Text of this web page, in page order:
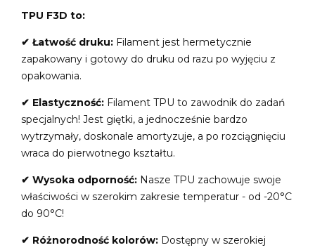
TPU F3D to:
✔ Łatwość druku: Filament jest hermetycznie
zapakowany i gotowy do druku od razu po wyjęciu z
opakowania.
✔ Elastyczność: Filament TPU to zawodnik do zadań
specjalnych! Jest giętki, a jednocześnie bardzo
wytrzymały, doskonale amortyzuje, a po rozciągnięciu
wraca do pierwotnego kształtu.
✔ Wysoka odporność: Nasze TPU zachowuje swoje
właściwości w szerokim zakresie temperatur - od -20°C
do 90°C!
✔ Różnorodność kolorów: Dostępny w szerokiej